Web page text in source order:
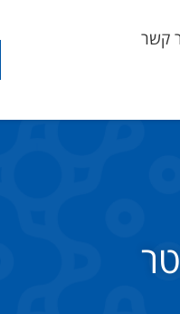
קשר